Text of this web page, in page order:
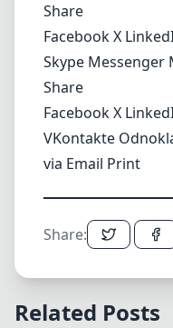
Share
FacebookX
Skype Messenger
Share
FacebookX
VKontakte
via Email Print
Share:
Related Posts